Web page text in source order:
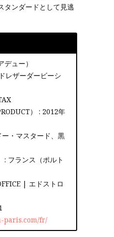
タンダードとして見逃
ュー）
レザーダービーシ
） : 2012年
ー・マスタード、黒
: フランス（ポルト
| エドストロ
paris.com/fr/